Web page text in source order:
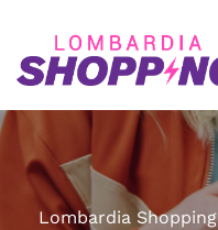
Lombardia Shopping